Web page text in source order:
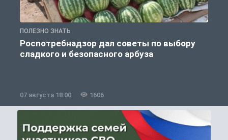
ПОЛЕЗНО ЗНАТЬ
Роспотребнадзор дал советы по выбору
сладкого и безопасного арбуза
07 августа 18:00 1606